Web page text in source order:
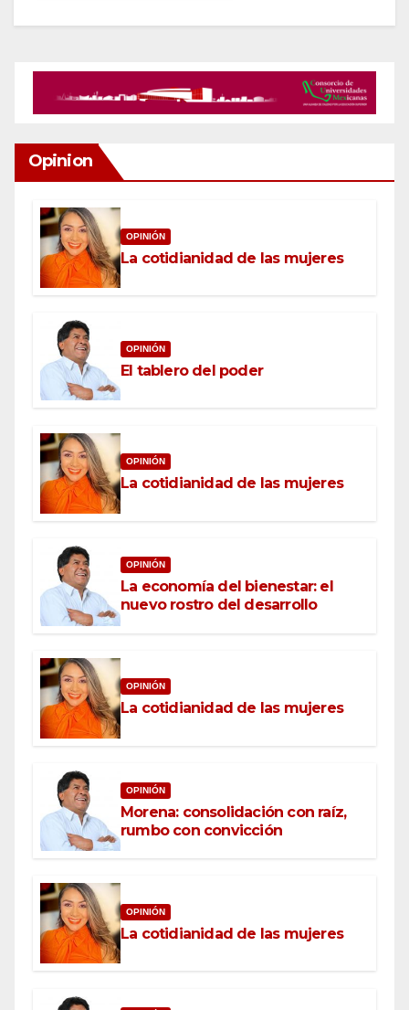
Opinion
OPINIÓN
La cotidianidad de las mujeres
OPINIÓN
El tablero del poder
OPINIÓN
La cotidianidad de las mujeres
OPINIÓN
La economía del bienestar: el
nuevo rostro del desarrollo
OPINIÓN
La cotidianidad de las mujeres
OPINIÓN
Morena: consolidación con raíz,
rumbo con convicción
OPINIÓN
La cotidianidad de las mujeres